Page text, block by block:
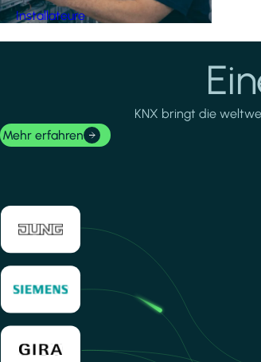
Installateure
KNX bringt die
Mehr erfahren